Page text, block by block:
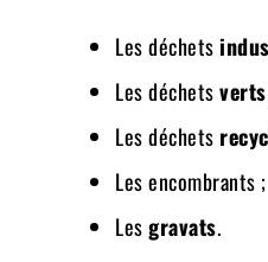
Les déchets
Les déchetsverts
Les déchets
Les encombrants ;
Lesgravats.